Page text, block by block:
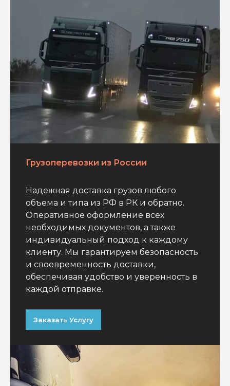
Грузоперевозки из России
Надежная доставка грузов любого
объема и типа из РФ в РК и обратно.
Оперативное оформление всех
необходимых документов, а также
индивидуальный подход к каждому
клиенту. Мы гарантируем безопасность
и своевременность доставки,
обеспечивая удобство и уверенность в
каждой отправке.
Заказать Услугу